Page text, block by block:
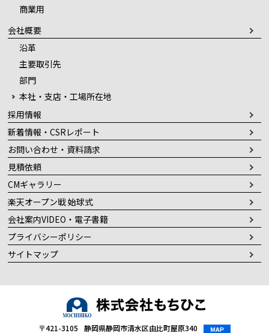
商業用
会社概要
沿革
主要取引先
部門
本社・支店・工場所在地
採用情報
新着情報・CSRレポート
お問い合わせ・資料請求
見積依頼
CMギャラリー
楽天オープン戦 始球式
会社案内VIDEO・電子書籍
プライバシーポリシー
サイトマップ
〒421-3105 静岡県静岡市清水区由比町屋原340